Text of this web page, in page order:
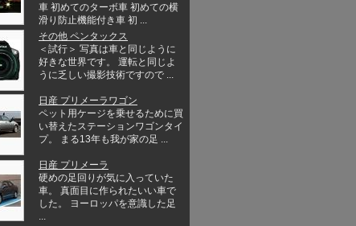
車 初めてのターボ車 初めての横
滑り防止機能付き車 初 ...
その他 ペンタックス
＜試行＞ 写真は車と同じように
好きな世界です。 運転と同じよ
うに乏しい撮影技術ですので ...
日産 プリメーラワゴン
ペット用ケージを乗せるために買
い替えたステーションワゴンタイ
プ。 まる13年も我が家の足 ...
日産 プリメーラ
硬めの足回りが気に入っていた
車。 真面目に作られたいい車で
した。 ヨーロッパを意識した足